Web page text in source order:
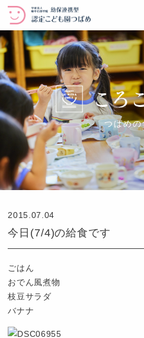
つばめ
2015.07.04
今日(7/4)の給食です
ごはん
おでん風煮物
枝豆サラダ
バナナ